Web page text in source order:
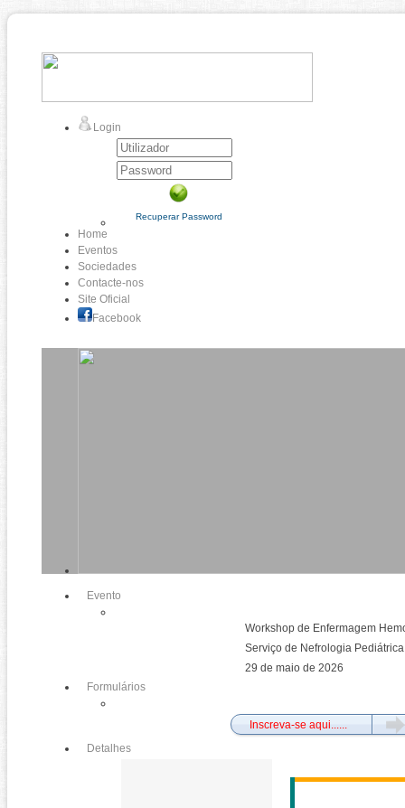
Login
Recuperar Password
Home
Eventos
Sociedades
Contacte-nos
Site Oficial
Facebook
Evento
Workshop de Enfermagem
Serviço de Nefrologia
29 de maio de 2026
Formulários
Inscreva-se aqui......
Detalhes